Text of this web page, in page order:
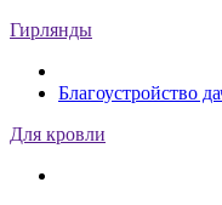
Гирлянды
Благоустройство
Для кровли